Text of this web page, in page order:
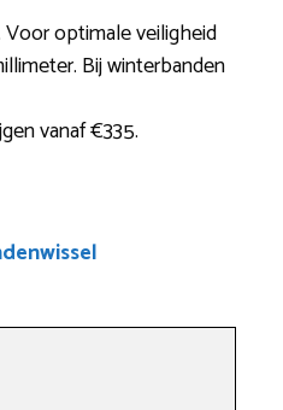
optimale veiligheid
Bij winterbanden
vanaf €335.